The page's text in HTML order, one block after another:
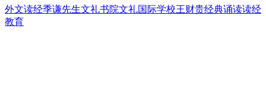
外文读经季谦先生文礼书院文礼国际学校王财贵经典诵读读经
教育